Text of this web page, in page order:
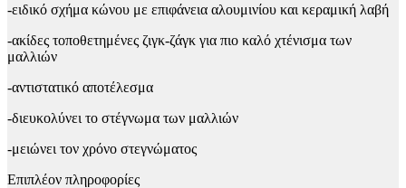
-ειδικό σχήμα κώνου με επιφάνεια αλουμινίου και κεραμική λαβή
-ακίδες τοποθετημένες ζιγκ-ζάγκ για πιο καλό χτένισμα των
μαλλιών
-αντιστατικό αποτέλεσμα
-διευκολύνει το στέγνωμα των μαλλιών
-μειώνει τον χρόνο στεγνώματος
Επιπλέον πληροφορίες